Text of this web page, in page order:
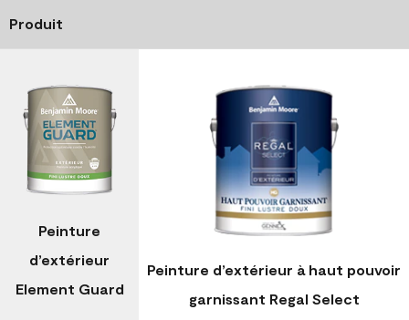
Produit
Peinture
d’extérieur
Element Guard
Peinture d’extérieur à haut pouvoir
garnissant Regal Select